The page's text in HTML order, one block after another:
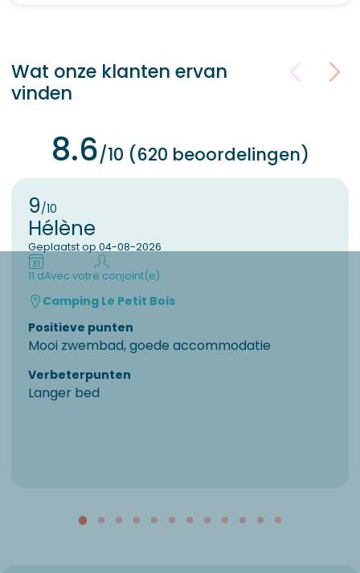
Wat onze klanten ervan
vinden
8.6/10 (620 beoordelingen)
9/10
Hélène
Geplaatst op 04-08-2026
11 dAvec votre conjoint(e)
Camping Le Petit Bois
Positieve punten
Mooi zwembad, goede accommodatie
Verbeterpunten
Langer bed